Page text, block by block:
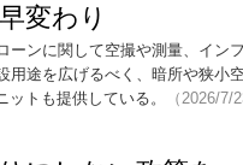
変わり
ーンに関して空撮や測量、イン
用途を広げるべく、暗所や狭小
トも提供している。
（2026/7/